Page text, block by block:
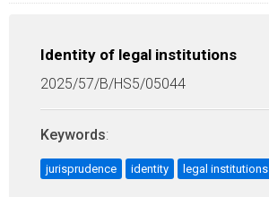
Identity of legal institutions
2025/57/B/HS5/05044
Keywords:
jurisprudence identity legal institutions